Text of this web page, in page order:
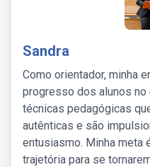
Sandra
Como orientador, minha
progresso dos alunos no
técnicas pedagógicas
autênticas e são
entusiasmo. Minha meta
trajetória para se